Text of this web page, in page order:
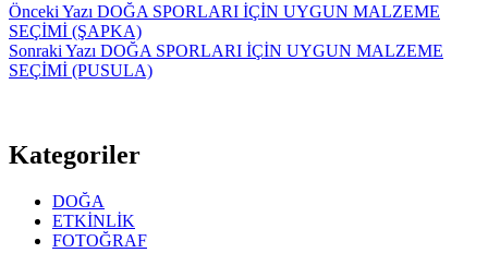
Önceki Yazı DOĞA SPORLARI İÇİN UYGUN MALZEME
SEÇİMİ (ŞAPKA)
Sonraki Yazı DOĞA SPORLARI İÇİN UYGUN MALZEME
SEÇİMİ (PUSULA)
Kategoriler
DOĞA
ETKİNLİK
FOTOĞRAF